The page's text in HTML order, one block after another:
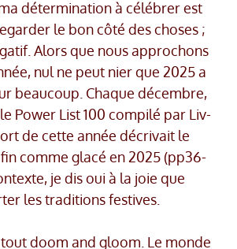
détermination à célébrer est
le bon côté des choses ;
Alors que nous approchons
nul ne peut nier que 2025 a
beaucoup. Chaque décembre,
Power List 100 compilé par Liv-
de cette année décrivait le
comme glacé en 2025 (pp36-
je dis oui à la joie que
les traditions festives.
tout doom and gloom. Le monde